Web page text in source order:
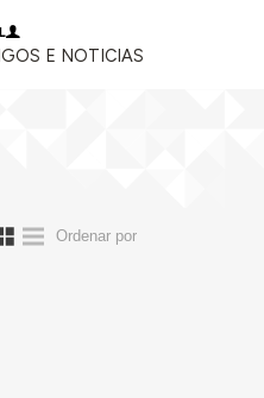
E NOTICIAS